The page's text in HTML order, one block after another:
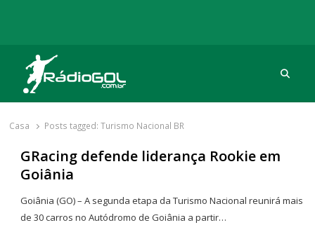
Rádio Gol
Há mais de 20 anos com as melhores coberturas
Casa Posts tagged:Turismo Nacional BR
GRacing defende liderança Rookie em
Goiânia
Goiânia (GO) – A segunda etapa da Turismo Nacional reunirá mais
de 30 carros no Autódromo de Goiânia a partir…